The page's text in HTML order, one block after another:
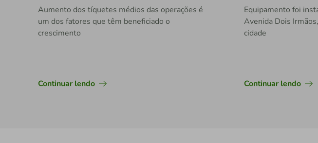
Aumento dos tíquetes médios das operações é
um dos fatores que têm beneficiado o
crescimento
Continuar lendo
Equipamento foi
Avenida Dois
cidade
Continuar lendo